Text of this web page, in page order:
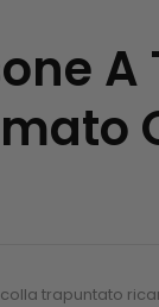
trapuntato